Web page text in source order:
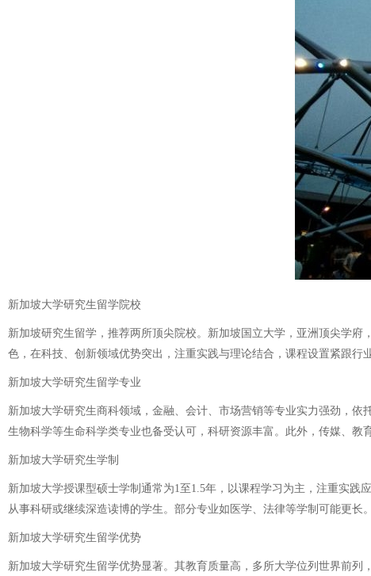
新加坡大学研究生留学院校
新加坡研究生留学，推荐两所顶尖院校。新加坡国立大学，亚洲顶尖学
色，在科技、创新领域优势突出，注重实践与理论结合，课程设置紧跟行
新加坡大学研究生留学专业
新加坡大学研究生商科领域，金融、会计、市场营销等专业实力强劲，
生物科学等生命科学类专业也备受认可，科研资源丰富。此外，传媒、教
新加坡大学研究生学制
新加坡大学授课型硕士学制通常为1至1.5年，以课程学习为主，注重实
从事科研或继续深造读博的学生。部分专业如医学、法律等学制可能更长
新加坡大学研究生留学优势
新加坡大学研究生留学优势显著。其教育质量高，多所大学位列世界前